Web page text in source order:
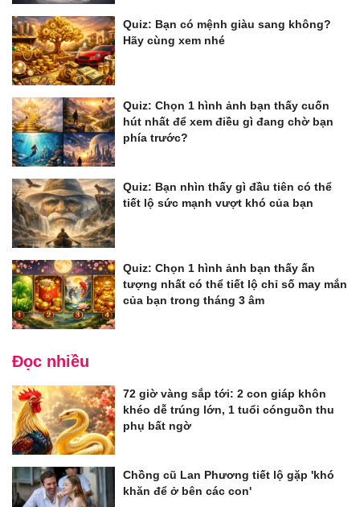
Quiz: Bạn có mệnh giàu sang không?
Hãy cùng xem nhé
Quiz: Chọn 1 hình ảnh bạn thấy cuốn
hút nhất để xem điều gì đang chờ bạn
phía trước?
Quiz: Bạn nhìn thấy gì đầu tiên có thể
tiết lộ sức mạnh vượt khó của bạn
Quiz: Chọn 1 hình ảnh bạn thấy ấn
tượng nhất có thể tiết lộ chỉ số may mắn
của bạn trong tháng 3 âm
Đọc nhiều
72 giờ vàng sắp tới: 2 con giáp khôn
khéo dễ trúng lớn, 1 tuổi cónguồn thu
phụ bất ngờ
Chồng cũ Lan Phương tiết lộ gặp 'khó
khăn để ở bên các con'